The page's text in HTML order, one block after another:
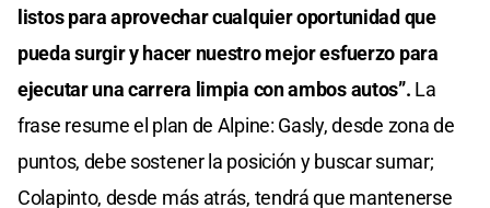
listos para aprovechar cualquier oportunidad que
pueda surgir y hacer nuestro mejor esfuerzo para
ejecutar una carrera limpia con ambos autos”. La
frase resume el plan de Alpine: Gasly, desde zona de
puntos, debe sostener la posición y buscar sumar;
Colapinto, desde más atrás, tendrá que mantenerse